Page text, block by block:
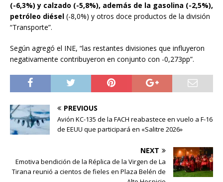
(-6,3%) y calzado (-5,8%), además de la gasolina (-2,5%),
petróleo diésel (-8,0%) y otros doce productos de la división
“Transporte”.
Según agregó el INE, “las restantes divisiones que influyeron
negativamente contribuyeron en conjunto con -0,273pp”.
PREVIOUS
Avión KC-135 de la FACH reabastece en vuelo a F-16
de EEUU que participará en «Salitre 2026»
NEXT
Emotiva bendición de la Réplica de la Virgen de La
Tirana reunió a cientos de fieles en Plaza Belén de